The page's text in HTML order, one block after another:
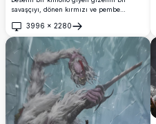
savaşçıyı, dönen kırmızı ve pembe
çevrelenmiş olarak gösteren büyüleyici bir
4K anime tarzı sanat eseri. Kasvetli ve
sinematik aydınlatma, duygusal ve
dramatik bir atmosfer yaratmaktadır.
3996 × 2280
Aç